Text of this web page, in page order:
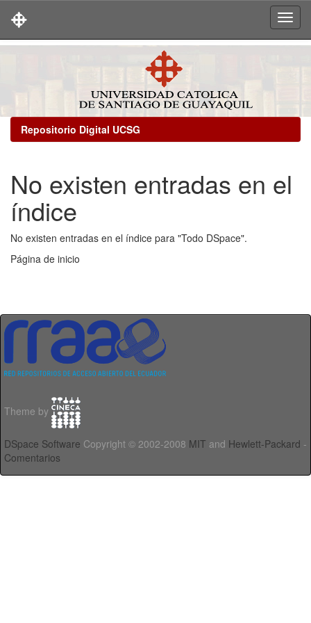
Repositorio Digital UCSG
No existen entradas en el
índice
No existen entradas en el índice para "Todo DSpace".
Página de inicio
Theme by
DSpace Software Copyright © 2002-2008 MIT and Hewlett-Packard -
Comentarios